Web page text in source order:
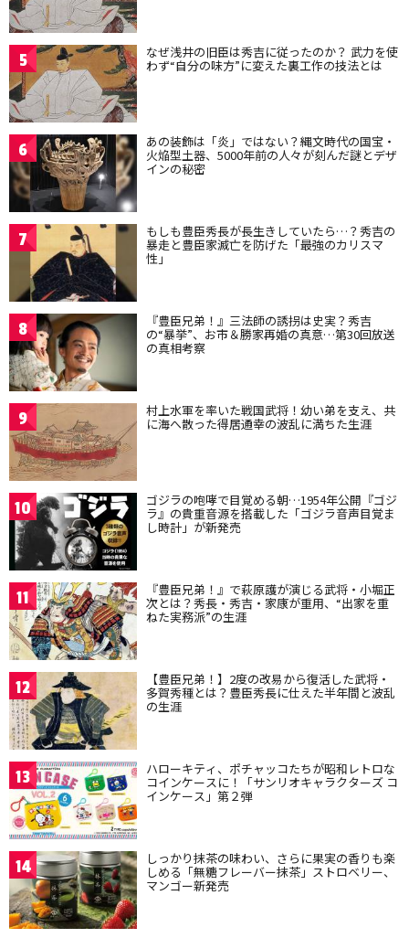
5 なぜ浅井の旧臣は秀吉に従ったのか？ 武力を使
わず“自分の味方”に変えた裏工作の技法とは
6 あの装飾は「炎」ではない？縄文時代の国宝・
火焔型土器、5000年前の人々が刻んだ謎とデザ
インの秘密
7 もしも豊臣秀長が長生きしていたら…？秀吉の
暴走と豊臣家滅亡を防げた「最強のカリスマ
性」
8 『豊臣兄弟！』三法師の誘拐は史実？秀吉
の“暴挙”、お市＆勝家再婚の真意…第30回放送
の真相考察
9 村上水軍を率いた戦国武将！幼い弟を支え、共
に海へ散った得居通幸の波乱に満ちた生涯
10 ゴジラの咆哮で目覚める朝…1954年公開『ゴジ
ラ』の貴重音源を搭載した「ゴジラ音声目覚ま
し時計」が新発売
11 『豊臣兄弟！』で萩原護が演じる武将・小堀正
次とは？秀長・秀吉・家康が重用、“出家を重
ねた実務派”の生涯
12 【豊臣兄弟！】2度の改易から復活した武将・
多賀秀種とは？豊臣秀長に仕えた半年間と波乱
の生涯
13 ハローキティ、ポチャッコたちが昭和レトロな
コインケースに！「サンリオキャラクターズ コ
インケース」第２弾
14 しっかり抹茶の味わい、さらに果実の香りも楽
しめる「無糖フレーバー抹茶」ストロベリー、
マンゴー新発売